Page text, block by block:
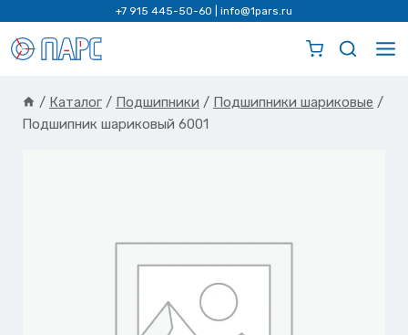
содержимому
+7 915 445-50-60 info@1pars.ru
/ Каталог / Подшипники / Подшипники шариковые /
Подшипник шариковый 6001